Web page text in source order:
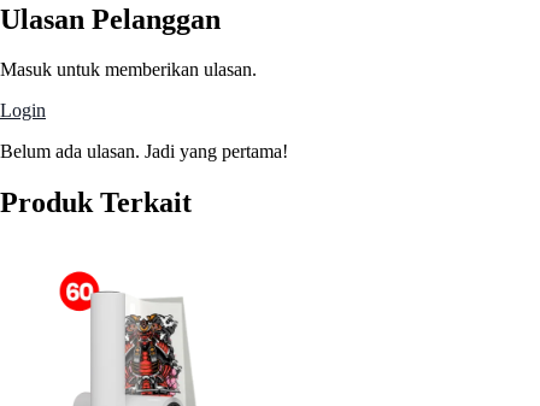
Ulasan Pelanggan
Masuk untuk memberikan ulasan.
Login
Belum ada ulasan. Jadi yang pertama!
Produk Terkait